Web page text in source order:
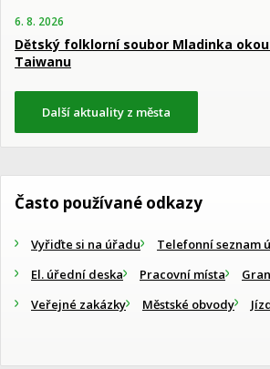
6. 8. 2026
Dětský folklorní soubor Mladinka
Taiwanu
Další aktuality z města
Často používané odkazy
Vyřiďte si na úřadu
Telefonní seznam
El. úřední deska
Pracovní místa
Veřejné zakázky
Městské obvody